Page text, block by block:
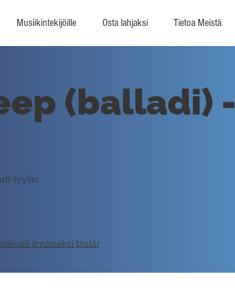
Musiikintekijöille Osta lahjaksi Tietoa Meistä
(balladi) -
tyyliin.
ilmaiseksi tästä!